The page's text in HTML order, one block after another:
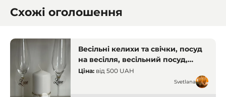
Схожі оголошення
Весільні келихи та свічки, посуд
на весілля, весільний посуд,
весільний декор, Кривий Ріг
Ціна: від 500 UAH
Svetlana